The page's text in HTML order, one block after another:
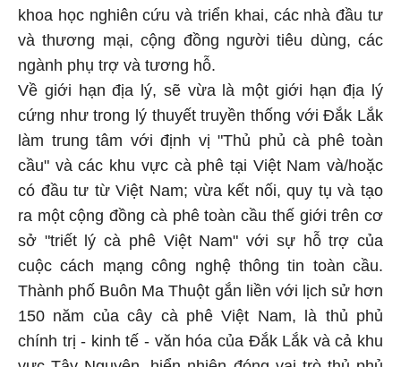
khoa học nghiên cứu và triển khai, các nhà đầu tư
và thương mại, cộng đồng người tiêu dùng, các
ngành phụ trợ và tương hỗ.
Về giới hạn địa lý, sẽ vừa là một giới hạn địa lý
cứng như trong lý thuyết truyền thống với Đắk Lắk
làm trung tâm với định vị "Thủ phủ cà phê toàn
cầu" và các khu vực cà phê tại Việt Nam và/hoặc
có đầu tư từ Việt Nam; vừa kết nối, quy tụ và tạo
ra một cộng đồng cà phê toàn cầu thế giới trên cơ
sở "triết lý cà phê Việt Nam" với sự hỗ trợ của
cuộc cách mạng công nghệ thông tin toàn cầu.
Thành phố Buôn Ma Thuột gắn liền với lịch sử hơn
150 năm của cây cà phê Việt Nam, là thủ phủ
chính trị - kinh tế - văn hóa của Đắk Lắk và cả khu